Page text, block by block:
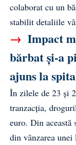
colaborat cu un
stabilit detaliile
→ Impact
bărbat și-a
ajuns la
În zilele de 23 și
tranzacția,
euro. Din această
din vânzarea unei